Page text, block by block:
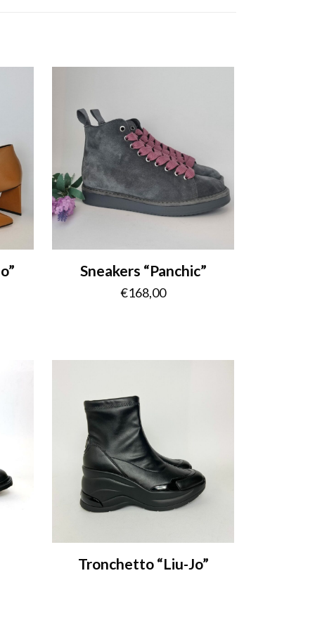
Sneakers “Panchic”
€168,00
Tronchetto “Liu-Jo”